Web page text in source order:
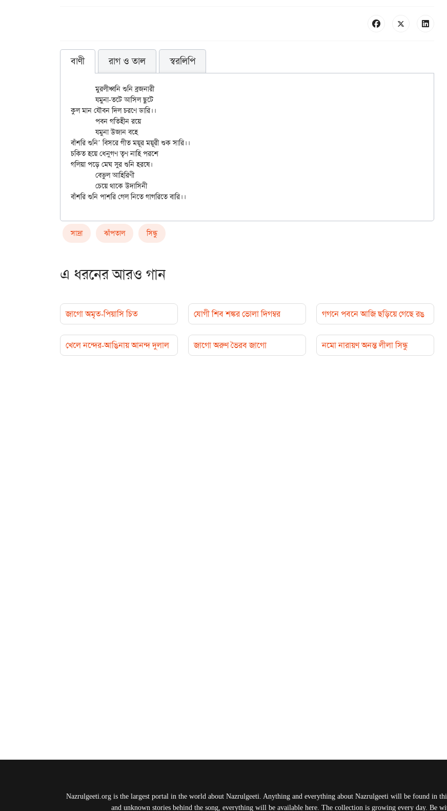
বাণী রাগ ও তাল স্বরলিপি
	মুরলীধ্বনি শুনি ব্রজনারী
	যমুনা-তটে আসিল ছুটে
কুল মান যৌবন দিল চরণে ডারি।।
	যমুনা উজান বহে
বাঁশরি শুনি’ বিসরে গীত ময়ূর ময়ূরী শুক সারি।।
চকিত হয়ে ধেনুগণ তৃণ নাহি পরশে
গলিয়া পড়ে মেঘ সুর শুনি হরষে।
সাদ্রা ঝাঁপতাল সিন্ধু
এ ধরনের আরও গান
জাগো অমৃত-পিয়াসি চিত যোগী শিব শঙ্কর ভোলা দিগম্বর গগনে পবনে আজি ছড়িয়ে গেছে রঙ
খেলে নন্দের-আঙিনায় আনন্দ দুলাল জাগো অরুণ ভৈরব জাগো নমো নারায়ণ অনন্ত লীলা সিন্ধু
Nazrulgeeti.org is the largest portal in the world about Nazrulgeeti. Anything and everything about Nazrulgeeti will be found in
and unknown stories behind the song, everything will be available here. The collection is growing every day. Be